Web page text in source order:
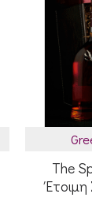
The
Έτοιμη